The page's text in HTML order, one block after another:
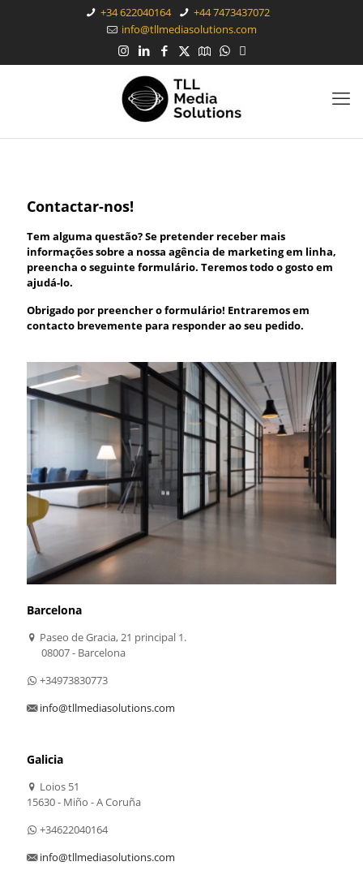
+34 622040164
+44 7473437072
info@tllmediasolutions.com
Contactar-nos!
Tem alguma questão? Se pretender receber mais
informações sobre a nossa agência de marketing em linha,
preencha o seguinte formulário. Teremos todo o gosto em
ajudá-lo.
Obrigado por preencher o formulário! Entraremos em
contacto brevemente para responder ao seu pedido.
Barcelona
Paseo de Gracia, 21 principal 1.
08007 - Barcelona
+34973830773
info@tllmediasolutions.com
Galicia
Loios 51
15630 - Miño - A Coruña
+34622040164
info@tllmediasolutions.com